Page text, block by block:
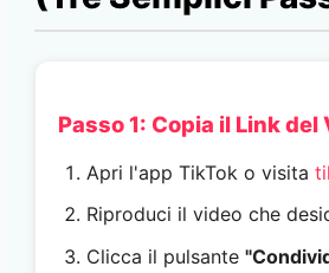
Passo 1: Copia il Link del
Apri l'app TikTok o visita
Riproduci il video che
Clicca il pulsante